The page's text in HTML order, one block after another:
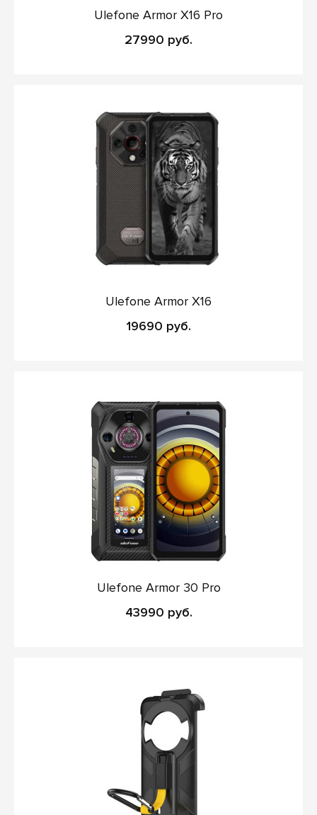
Ulefone Armor X16 Pro
27990 руб.
Ulefone Armor X16
19690 руб.
Ulefone Armor 30 Pro
43990 руб.